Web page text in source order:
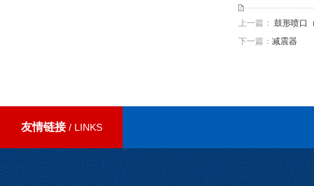
上一篇： 鼓形喷口
下一篇： 减震器
友情链接/ LINKS